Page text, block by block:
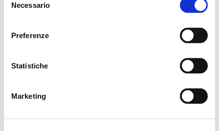
delNecessario
Preferenze
Statistiche
Marketing